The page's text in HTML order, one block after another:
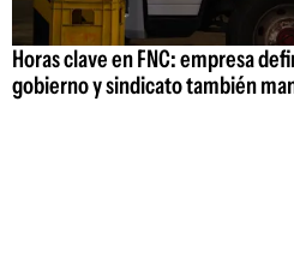
Horas clave en FNC: empresa
gobierno y sindicato también